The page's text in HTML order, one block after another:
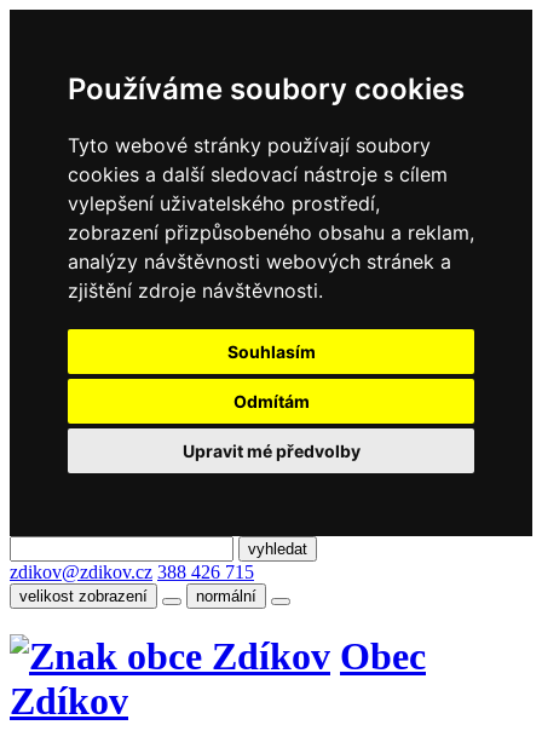
Používáme soubory cookies
Tyto webové stránky používají soubory
cookies a další sledovací nástroje s cílem
vylepšení uživatelského prostředí,
zobrazení přizpůsobeného obsahu a reklam,
analýzy návštěvnosti webových stránek a
zjištění zdroje návštěvnosti.
Souhlasím
Odmítám
Upravit mé předvolby
zdikov@zdikov.cz 388 426 715
velikost zobrazení normální
Obec
Zdíkov